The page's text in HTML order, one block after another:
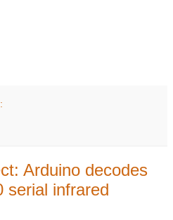
Arduino decodes
serial infrared